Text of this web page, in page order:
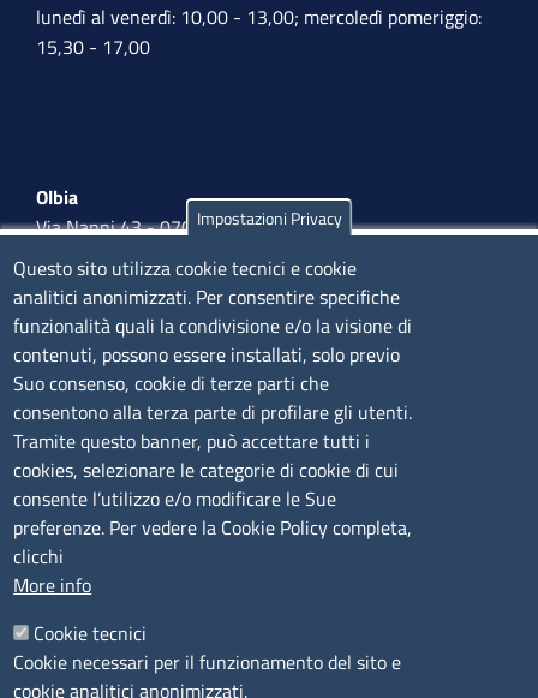
lunedì al venerdì: 10,00 - 13,00; mercoledì pomeriggio:
15,30 - 17,00
Olbia
Via Nanni 43 - 07026 Olbia
Tel. 0789 66122 | 0789 69580
mail: ufficio.olbia@ss.camcom.it
lunedì al venerdì: 9,00 - 12,00; lunedì pomeriggio: 16,00
- 17,00
CONTATTI
Camera di Commercio, Industria, Artigianato e
Agricoltura di Sassari
PEC
P.IVA01047570906
Codice Fiscale
Codice Univoco per le fatture elettroniche: UFPXFS
Impostazioni Privacy
Questo sito utilizza cookie tecnici e cookie
analitici anonimizzati. Per consentire specifiche
funzionalità quali la condivisione e/o la visione di
contenuti, possono essere installati, solo previo
Suo consenso, cookie di terze parti che
consentono alla terza parte di profilare gli utenti.
Tramite questo banner, può accettare tutti i
cookies, selezionare le categorie di cookie di cui
consente l’utilizzo e/o modificare le Sue
preferenze. Per vedere la Cookie Policy completa,
clicchi
More info
Cookie tecnici
Cookie necessari per il funzionamento del sito e
cookie analitici anonimizzati.